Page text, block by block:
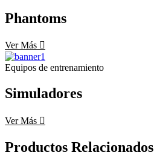
Phantoms
Ver Más
Equipos de entrenamiento
Simuladores
Ver Más
Productos Relacionados